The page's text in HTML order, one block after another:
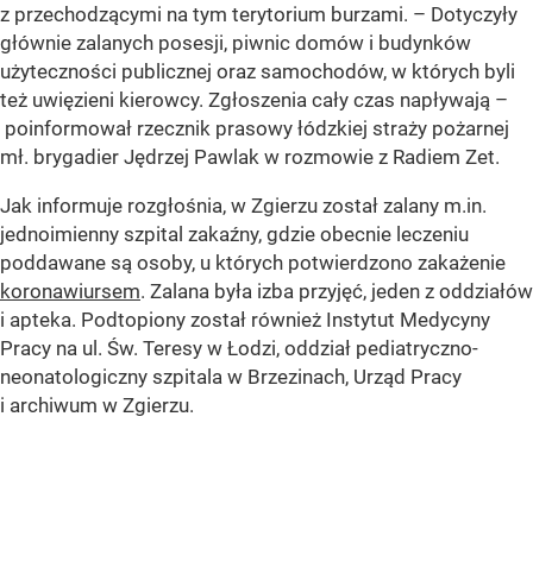
z przechodzącymi na tym terytorium burzami. – Dotyczyły
głównie zalanych posesji, piwnic domów i budynków
użyteczności publicznej oraz samochodów, w których byli
też uwięzieni kierowcy. Zgłoszenia cały czas napływają –
poinformował rzecznik prasowy łódzkiej straży pożarnej
mł. brygadier Jędrzej Pawlak w rozmowie z Radiem Zet.
Jak informuje rozgłośnia, w Zgierzu został zalany m.in.
jednoimienny szpital zakaźny, gdzie obecnie leczeniu
poddawane są osoby, u których potwierdzono zakażenie
koronawiursem. Zalana była izba przyjęć, jeden z oddziałów
i apteka. Podtopiony został również Instytut Medycyny
Pracy na ul. Św. Teresy w Łodzi, oddział pediatryczno-
neonatologiczny szpitala w Brzezinach, Urząd Pracy
i archiwum w Zgierzu.